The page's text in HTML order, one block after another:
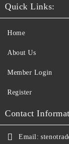
Quick Links:
Home
About Us
Member Login
Register
Contact
Email: